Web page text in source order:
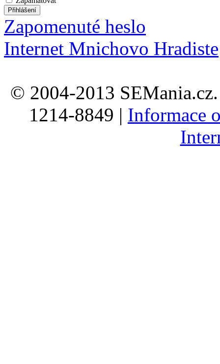
Zapomenuté heslo
Internet Mnichovo Hradiste
© 2004-2013
1214-8849 | Informace